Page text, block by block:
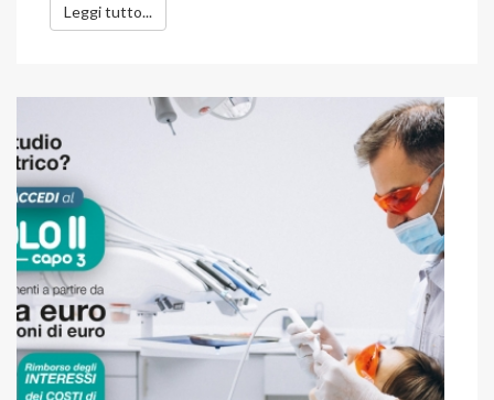
Leggi tutto...